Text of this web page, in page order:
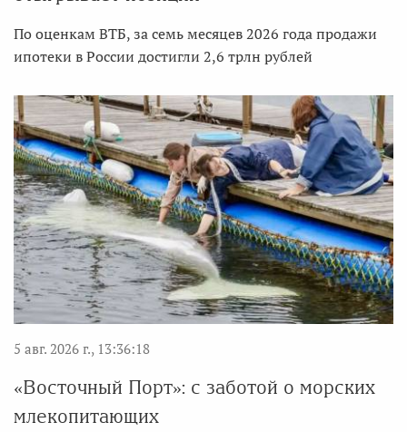
По оценкам ВТБ, за семь месяцев 2026 года продажи
ипотеки в России достигли 2,6 трлн рублей
5 авг. 2026 г., 13:36:18
«Восточный Порт»: с заботой о морских
млекопитающих